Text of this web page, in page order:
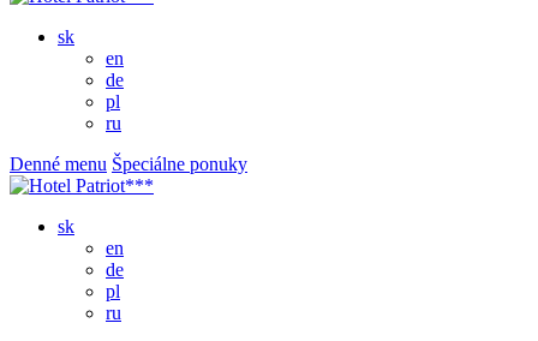
sk
en
de
pl
ru
Denné menu Špeciálne ponuky
sk
en
de
pl
ru